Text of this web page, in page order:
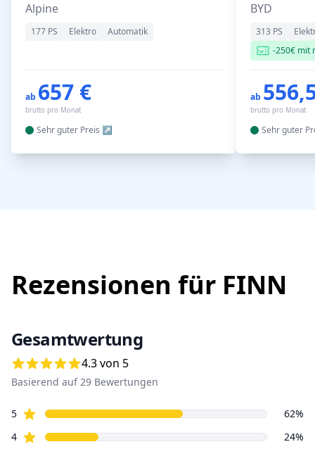
Alpine
177 PS Elektro Automatik
ab 657 €
brutto pro Monat
Sehr guter Preis
BYD
313 PS
-250€ mit
ab
brutto pro Monat
Sehr guter
Rezensionen für FINN
Gesamtwertung
4.3 von 5
Basierend auf29 Bewertungen
5Sterne 62%
4Sterne 24%